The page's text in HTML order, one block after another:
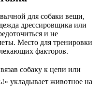
для собаки вещи,
дрессировщика или
и не
Место для тренировки
факторов.
собаку к цепи или
укладывает животное на